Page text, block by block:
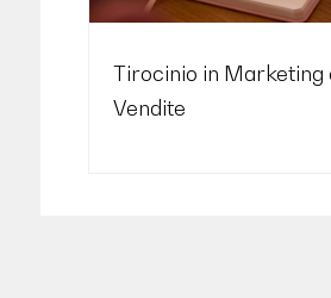
Tirocinio in Marketing
Vendite